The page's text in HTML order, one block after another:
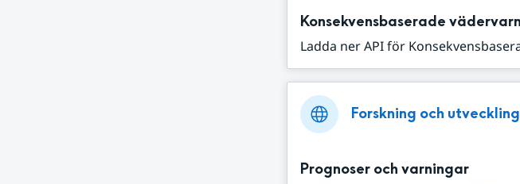
Konsekvensbaserade
Ladda ner API för
Forskning och utveckling
Prognoser och varningar